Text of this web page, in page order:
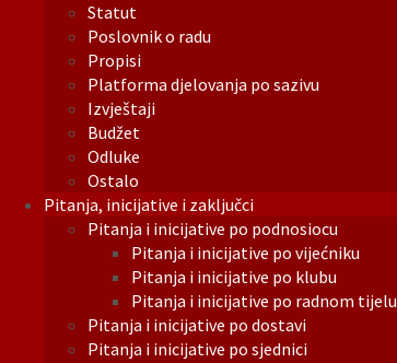
Statut
Poslovnik o radu
Propisi
Platforma djelovanja po sazivu
Izvještaji
Budžet
Odluke
Ostalo
Pitanja, inicijative i zaključci
Pitanja i inicijative po podnosiocu
Pitanja i inicijative po vijećniku
Pitanja i inicijative po klubu
Pitanja i inicijative po radnom tijelu
Pitanja i inicijative po dostavi
Pitanja i inicijative po sjednici